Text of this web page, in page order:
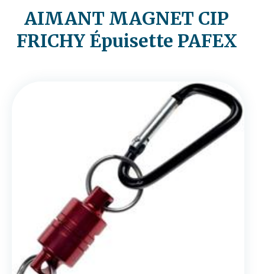
AIMANT MAGNET CIP
FRICHY Épuisette PAFEX